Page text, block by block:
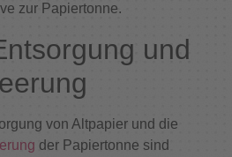
zur Papiertonne.
und
von Altpapier und die
der Papiertonne sind